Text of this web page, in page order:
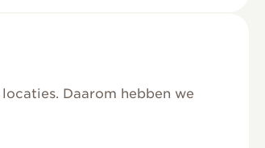
Daarom hebben we